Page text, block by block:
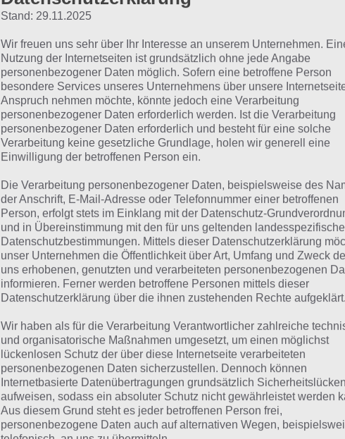
Die Lösung für das tägliche Rätsel vom 1.9.2023 zu Total im
2023 in 4 Bilder 1 Wort. Wenn du dort aktuell feststeckst,
KLEID
Du suchst eine andere Lösung?
Rätsel aus dem Jahr 2022:Schau mal, was vor einem Jahr,
Lösung gesucht war
Zur Übersicht:4 Bilder 1 Wort Lösungen zu Total im Trend
Stand: 29.11.2025
Wir freuen uns sehr über Ihr Interesse an unserem Unternehmen.
Nutzung der Internetseiten ist grundsätzlich ohne jede Angabe
personenbezogener Daten möglich. Sofern eine betroffene Person
besondere Services unseres Unternehmens über unsere
Anspruch nehmen möchte, könnte jedoch eine Verarbeitung
personenbezogener Daten erforderlich werden. Ist die Verarbeitung
personenbezogener Daten erforderlich und besteht für eine solche
Verarbeitung keine gesetzliche Grundlage, holen wir generell eine
Einwilligung der betroffenen Person ein.
Die Verarbeitung personenbezogener Daten, beispielsweise des
der Anschrift, E-Mail-Adresse oder Telefonnummer einer betroffenen
Person, erfolgt stets im Einklang mit der Datenschutz-
und in Übereinstimmung mit den für uns geltenden
Datenschutzbestimmungen. Mittels dieser Datenschutzerklärung
unser Unternehmen die Öffentlichkeit über Art, Umfang und Zweck
uns erhobenen, genutzten und verarbeiteten personenbezogenen
informieren. Ferner werden betroffene Personen mittels dieser
Datenschutzerklärung über die ihnen zustehenden Rechte aufgeklärt.
Wir haben als für die Verarbeitung Verantwortlicher zahlreiche
und organisatorische Maßnahmen umgesetzt, um einen möglichst
lückenlosen Schutz der über diese Internetseite verarbeiteten
personenbezogenen Daten sicherzustellen. Dennoch können
Internetbasierte Datenübertragungen grundsätzlich Sicherheitslücken
aufweisen, sodass ein absoluter Schutz nicht gewährleistet werden
Aus diesem Grund steht es jeder betroffenen Person frei,
personenbezogene Daten auch auf alternativen Wegen,